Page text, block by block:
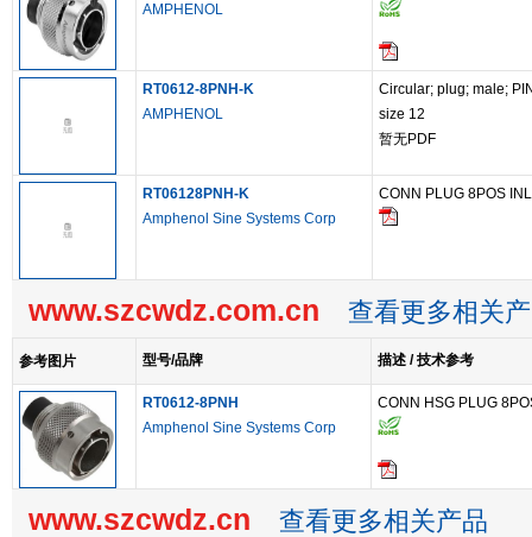
AMPHENOL
RT0612-8PNH-K
AMPHENOL
Circular; plug; male;
size 12
暂无PDF
RT06128PNH-K
Amphenol Sine Systems Corp
CONN PLUG 8POS
www.szcwdz.com.cn 查看更多相关
参考图片 型号/品牌 描述 / 技术参考
RT0612-8PNH
Amphenol Sine Systems Corp
CONN HSG PLUG
www.szcwdz.cn 查看更多相关产品